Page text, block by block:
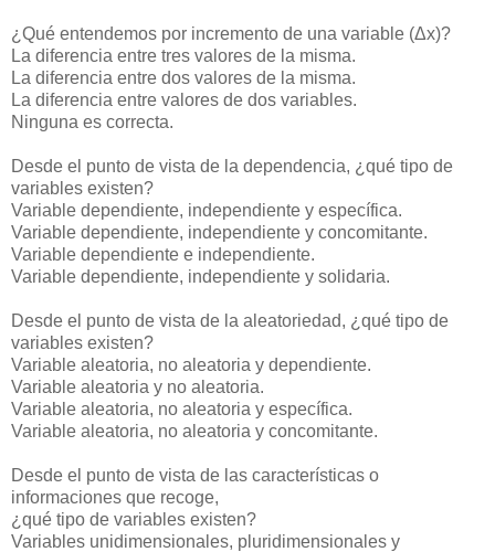
¿Qué entendemos por incremento de una variable (Δx)?
La diferencia entre tres valores de la misma.
La diferencia entre dos valores de la misma.
La diferencia entre valores de dos variables.
Ninguna es correcta.
Desde el punto de vista de la dependencia, ¿qué tipo de
variables existen?
Variable dependiente, independiente y específica.
Variable dependiente, independiente y concomitante.
Variable dependiente e independiente.
Variable dependiente, independiente y solidaria.
Desde el punto de vista de la aleatoriedad, ¿qué tipo de
variables existen?
Variable aleatoria, no aleatoria y dependiente.
Variable aleatoria y no aleatoria.
Variable aleatoria, no aleatoria y específica.
Variable aleatoria, no aleatoria y concomitante.
Desde el punto de vista de las características o
informaciones que recoge,
¿qué tipo de variables existen?
Variables unidimensionales, pluridimensionales y